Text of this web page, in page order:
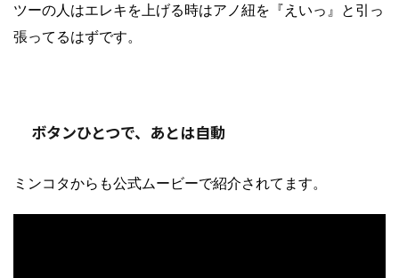
ツーの人はエレキを上げる時はアノ紐を『えいっ』と引っ
張ってるはずです。
ボタンひとつで、あとは自動
ミンコタからも公式ムービーで紹介されてます。